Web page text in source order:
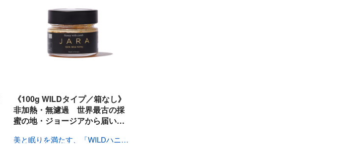
《100g WILDタイプ／箱なし》
非加熱・無濾過 世界最古の採
蜜の地・ジョージアから届い…
美と眠りを満たす、「WILDハニー」